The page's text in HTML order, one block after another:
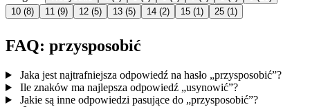
10 (8) 11 (9) 12 (5) 13 (5) 14 (2) 15 (1) 25 (1)
FAQ: przysposobić
Jaka jest najtrafniejsza odpowiedź na hasło „przysposobić”?
Ile znaków ma najlepsza odpowiedź „usynowić”?
Jakie są inne odpowiedzi pasujące do „przysposobić”?